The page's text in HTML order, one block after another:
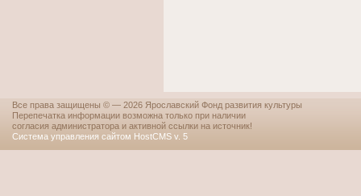
Все права защищены © — 2026 Ярославский Фонд развития культуры
Перепечатка информации возможна только при наличии
согласия администратора и активной ссылки на источник!
Система управления сайтом HostCMS v. 5